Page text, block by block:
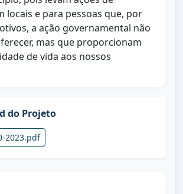
locais e para pessoas que, por
a ação governamental não
mas que proporcionam
de vida aos nossos
do Projeto
2023.pdf